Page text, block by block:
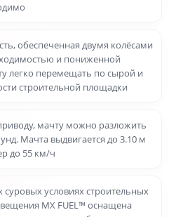
обеспеченная двумя колёсами
и пониженной
легко перемещать по сырой и
строительной площадки
мачту можно разложить
Мачта выдвигается до 3.10 м
до 55 км/ч
условиях строительных
MX FUEL™ оснащена